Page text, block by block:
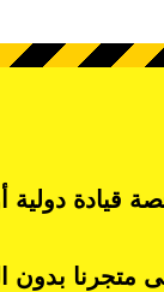
قيادة دولية
بدون